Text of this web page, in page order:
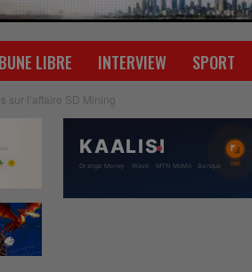
LIBRE INTERVIEW SPORT
sur l’affaire SD Mining